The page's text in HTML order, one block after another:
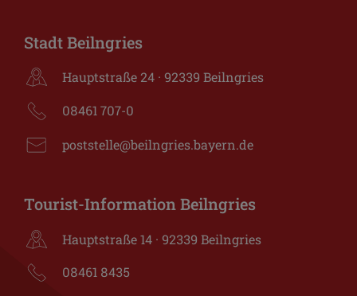
Stadt Beilngries
Hauptstraße 24 · 92339 Beilngries
08461 707-0
poststelle@beilngries.bayern.de
Tourist-Information Beilngries
Hauptstraße 14 · 92339 Beilngries
08461 8435